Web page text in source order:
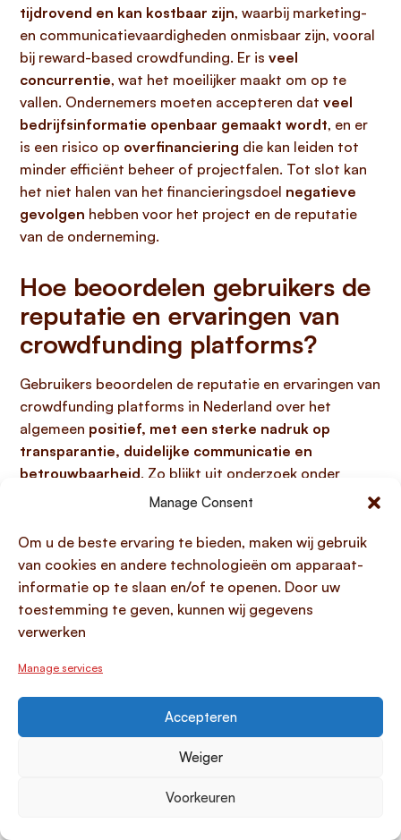
Manage Consent
Om u de beste ervaring te bieden, maken wij gebruik
van cookies en andere technologieën om apparaat-
informatie op te slaan en/of te openen. Door uw
toestemming te geven, kunnen wij gegevens
verwerken
Manage services
Accepteren
Weiger
Voorkeuren
tijdrovend en kan kostbaar zijn, waarbij marketing-
en communicatievaardigheden onmisbaar zijn, vooral
bij reward-based crowdfunding. Er is veel
concurrentie, wat het moeilijker maakt om op te
vallen. Ondernemers moeten accepteren dat veel
bedrijfsinformatie openbaar gemaakt wordt, en er
is een risico op overfinanciering die kan leiden tot
minder efficiënt beheer of projectfalen. Tot slot kan
het niet halen van het financieringsdoel negatieve
gevolgen hebben voor het project en de reputatie
van de onderneming.
Hoe beoordelen gebruikers de
reputatie en ervaringen van
crowdfunding platforms?
Gebruikers beoordelen de reputatie en ervaringen van
crowdfunding platforms in Nederland over het
algemeen positief, met een sterke nadruk op
transparantie, duidelijke communicatie en
betrouwbaarheid. Zo blijkt uit onderzoek onder
investeerders van platforms zoals Geldvoorelkaar.nl
platforms) in mei 2025 een algemene
tevredenheidsscore van 133 op een schaal van 0 (zeer
negatief) tot 200 (zeer positief). Specifiek de
communicatie en service worden met een score van
124 ook positief ervaren, hoewel hier nog ruimte voor
door klanten als betrouwbaar, vakkundig en
klantvriendelijk beoordeeld, terwijl Invesdor een
uitstekende gebruikersbeoordeling heeft op
Trustpilot. Investeerders, zoals Fred van der Stappen
van Geldvoorelkaar.nl aangeeft, stellen duidelijke